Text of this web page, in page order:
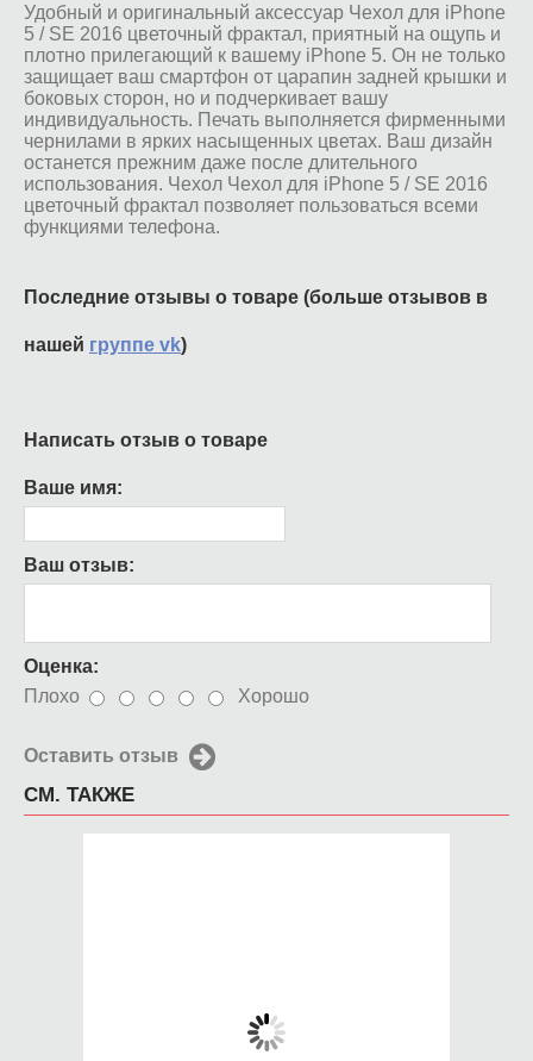
Удобный и оригинальный аксессуар Чехол для iPhone
5 / SE 2016 цветочный фрактал, приятный на ощупь и
плотно прилегающий к вашему iPhone 5. Он не только
защищает ваш смартфон от царапин задней крышки и
боковых сторон, но и подчеркивает вашу
индивидуальность. Печать выполняется фирменными
чернилами в ярких насыщенных цветах. Ваш дизайн
останется прежним даже после длительного
использования. Чехол Чехол для iPhone 5 / SE 2016
цветочный фрактал позволяет пользоваться всеми
функциями телефона.
Последние отзывы о товаре (больше отзывов в
нашей группе vk)
Написать отзыв о товаре
Ваше имя:
Ваш отзыв:
Оценка:
Плохо
Хорошо
Оставить отзыв
СМ. ТАКЖЕ